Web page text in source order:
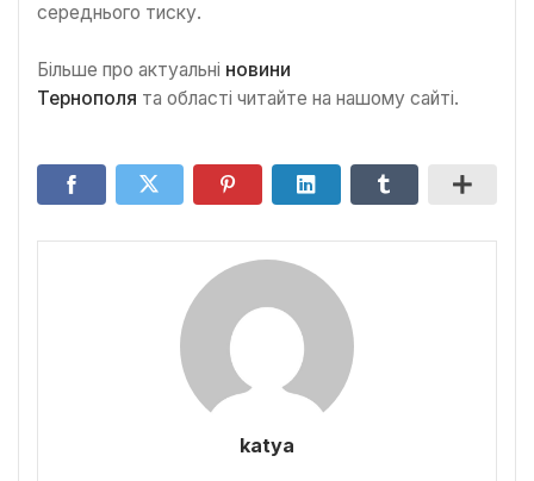
середнього тиску.
Більше про актуальні новини
Тернополя та області читайте на нашому сайті.
katya